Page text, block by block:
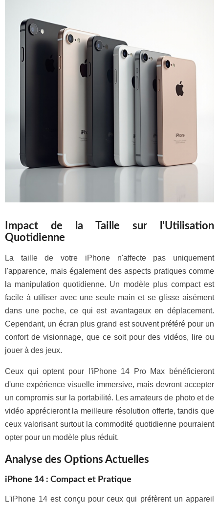
Impact de la Taille sur l'Utilisation
Quotidienne
La taille de votre iPhone n'affecte pas uniquement
l'apparence, mais également des aspects pratiques comme
la manipulation quotidienne. Un modèle plus compact est
facile à utiliser avec une seule main et se glisse aisément
dans une poche, ce qui est avantageux en déplacement.
Cependant, un écran plus grand est souvent préféré pour un
confort de visionnage, que ce soit pour des vidéos, lire ou
jouer à des jeux.
Ceux qui optent pour l'iPhone 14 Pro Max bénéficieront
d'une expérience visuelle immersive, mais devront accepter
un compromis sur la portabilité. Les amateurs de photo et de
vidéo apprécieront la meilleure résolution offerte, tandis que
ceux valorisant surtout la commodité quotidienne pourraient
opter pour un modèle plus réduit.
Analyse des Options Actuelles
iPhone 14 : Compact et Pratique
L'iPhone 14 est conçu pour ceux qui préfèrent un appareil